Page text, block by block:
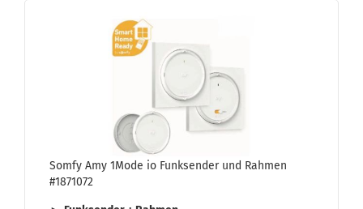
Somfy Amy 1Mode io Funk­sen­der und Rah­men
#1871072